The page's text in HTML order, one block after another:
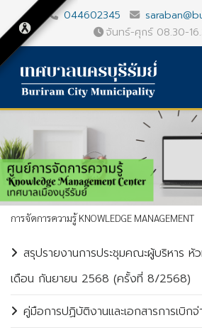
044602345
จันทร์-ศุกร์ 08.30-
การจัดการความรู้ KNOWLEDGE MANAGEMENT
สรุปรายงานการประชุมคณะผู้บริหาร หั
เดือน กันยายน 2568 (ครั้งที่ 8/2568)
คู่มือการปฏิบัติงานและเอกสารการเบิกจ่